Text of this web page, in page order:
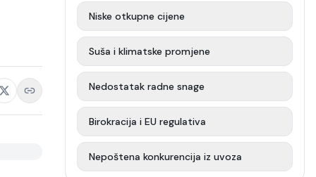
Niske otkupne cijene
Suša i klimatske promjene
Nedostatak radne snage
Birokracija i EU regulativa
Nepoštena konkurencija iz uvoza